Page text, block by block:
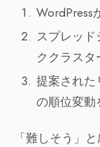
WordPress
スプレッド
ククラス
提案された
の順位変動
「難しそう」